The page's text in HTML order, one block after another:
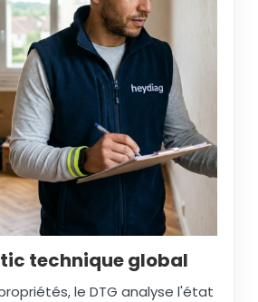
technique global
le DTG analyse l'état